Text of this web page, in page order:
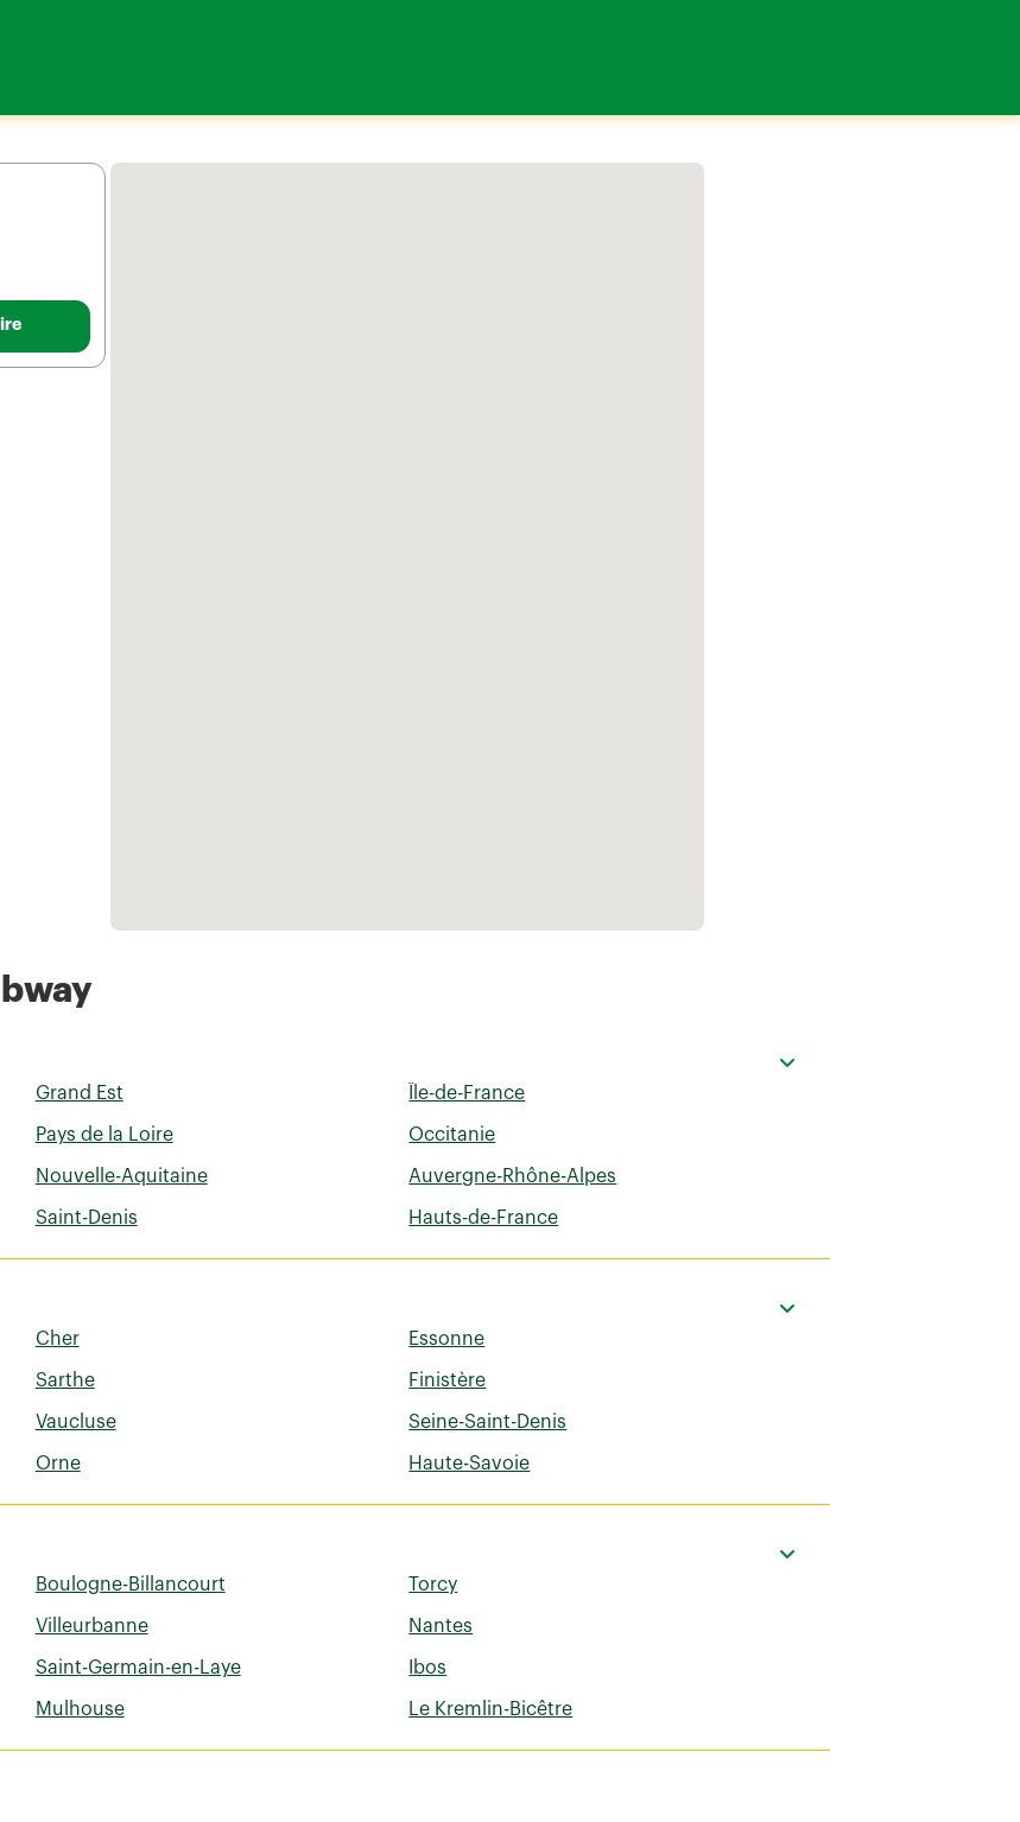
Grand Est Île-de-France
Pays de la Loire Occitanie
Nouvelle-Aquitaine Auvergne-Rhône-Alpes
Saint-Denis Hauts-de-France
Cher Essonne
Sarthe Finistère
Vaucluse Seine-Saint-Denis
Orne Haute-Savoie
Boulogne-Billancourt Torcy
Villeurbanne Nantes
Saint-Germain-en-Laye Ibos
Mulhouse Le Kremlin-Bicêtre